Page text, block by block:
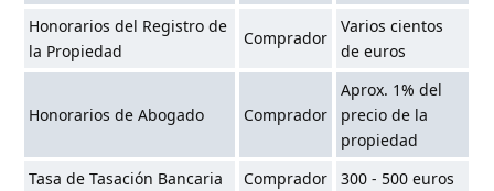
Honorarios del Registro de
la Propiedad
Comprador
Varios cientos
de euros
Honorarios de Abogado Comprador
Aprox. 1% del
precio de la
propiedad
Tasa de Tasación Bancaria
Comprador
300 - 500 euros